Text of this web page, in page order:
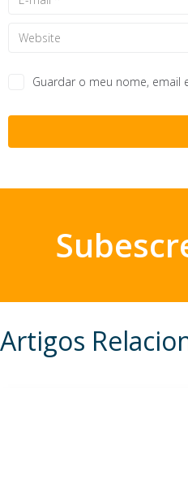
Guardar o meu nome, email
Artigos